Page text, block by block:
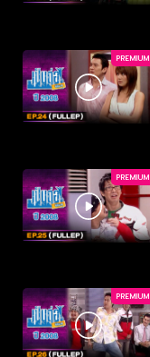
PREMIUM
PREMIUM
PREMIUM